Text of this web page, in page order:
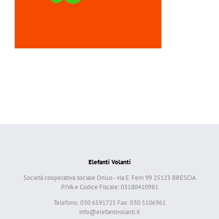
Elefanti Volanti
Società cooperativa sociale Onlus - via E. Ferri 99 25123 BRESCIA
P.IVA e Codice Fiscale: 03180410981
Telefono: 030 6591725 Fax: 030 5106961
info@elefantivolanti.it